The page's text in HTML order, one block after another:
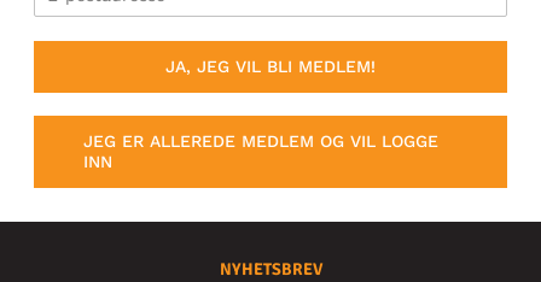
JA, JEG VIL BLI MEDLEM!
JEG ER ALLEREDE MEDLEM OG VIL LOGGE
INN
NYHETSBREV